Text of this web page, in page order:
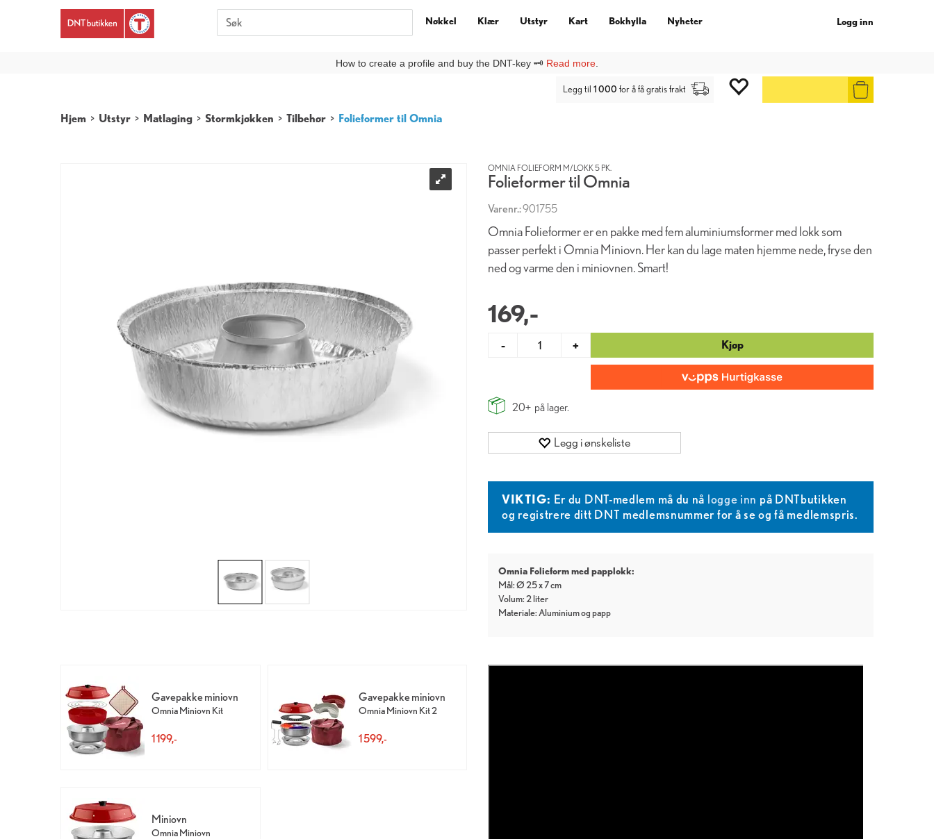
Logg inn
Er du ny kunde på DNTbutikken, må du lage deg enNy kunde-profil under
Nøkkel Klær Utstyr Kart Bokhylla Nyheter
Legg til 1 000 for å få gratis frakt
Hjem > Utstyr > Matlaging > Stormkjøkken > Tilbehør > Folieformer til Omnia
OMNIA FOLIEFORM M/LOKK 5 PK.
Folieformer til Omnia
Varenr.:901755
Omnia Folieformer er en pakke med fem aluminiumsformer med lokk som
passer perfekt i Omnia Miniovn. Her kan du lage maten hjemme nede, fryse den
ned og varme den i miniovnen. Smart!
169,-
- + Kjøp
20+ på lager.
Legg i ønskeliste
VIKTIG: Er du DNT-medlem må du nå logge inn på DNTbutikken
og registrere ditt DNT medlemsnummer for å se og få medlemspris.
Omnia Folieform med papplokk:
Mål: Ø 25 x 7 cm
Volum: 2 liter
Materiale: Aluminium og papp
Gavepakke miniovn
Omnia Miniovn Kit
1 199,-
Gavepakke miniovn
Omnia Miniovn Kit 2
1 599,-
Miniovn
Omnia Miniovn